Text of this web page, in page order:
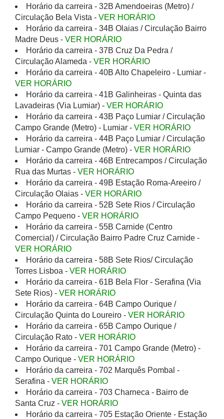
Horário da carreira - 32B Amendoeiras (Metro) /
Circulação Bela Vista - VER HORÁRIO
Horário da carreira - 34B Olaias / Circulação Bairro
Madre Deus - VER HORÁRIO
Horário da carreira - 37B Cruz Da Pedra /
Circulação Alameda - VER HORÁRIO
Horário da carreira - 40B Alto Chapeleiro - Lumiar -
VER HORÁRIO
Horário da carreira - 41B Galinheiras - Quinta das
Lavadeiras (Via Lumiar) - VER HORÁRIO
Horário da carreira - 43B Paço Lumiar / Circulação
Campo Grande (Metro) - Lumiar - VER HORÁRIO
Horário da carreira - 44B Paço Lumiar / Circulação
Lumiar - Campo Grande (Metro) - VER HORÁRIO
Horário da carreira - 46B Entrecampos / Circulação
Rua das Murtas - VER HORÁRIO
Horário da carreira - 49B Estação Roma-Areeiro /
Circulação Olaias - VER HORÁRIO
Horário da carreira - 52B Sete Rios / Circulação
Campo Pequeno - VER HORÁRIO
Horário da carreira - 55B Carnide (Centro
Comercial) / Circulação Bairro Padre Cruz Carnide -
VER HORÁRIO
Horário da carreira - 58B Sete Rios/ Circulação
Torres Lisboa - VER HORÁRIO
Horário da carreira - 61B Bela Flor - Serafina (Via
Sete Rios) - VER HORÁRIO
Horário da carreira - 64B Campo Ourique /
Circulação Quinta do Loureiro - VER HORÁRIO
Horário da carreira - 65B Campo Ourique /
Circulação Rato - VER HORÁRIO
Horário da carreira - 701 Campo Grande (Metro) -
Campo Ourique - VER HORÁRIO
Horário da carreira - 702 Marquês Pombal -
Serafina - VER HORÁRIO
Horário da carreira - 703 Charneca - Bairro de
Santa Cruz - VER HORÁRIO
Horário da carreira - 705 Estação Oriente - Estação